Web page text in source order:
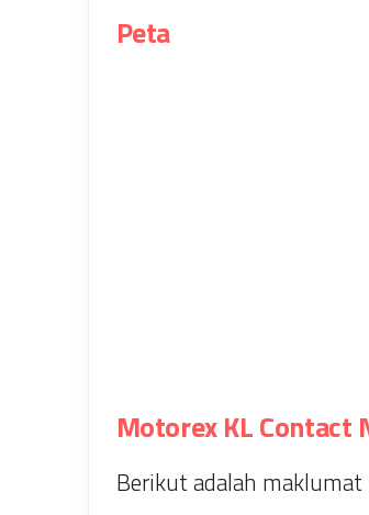
Peta
Motorex KL Contact
Berikut adalah